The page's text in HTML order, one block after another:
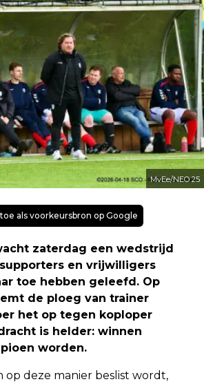
MvEe/NEO 25
als voorkeursbron op Google
zaterdag een wedstrijd
en vrijwilligers
toe hebben geleefd. Op
de ploeg van trainer
het op tegen koploper
is helder: winnen
worden.
op deze manier beslist wordt,